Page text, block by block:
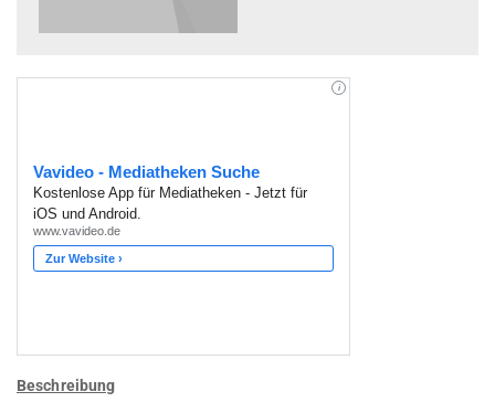
Beschreibung